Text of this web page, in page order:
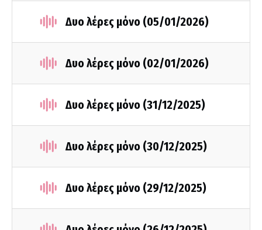
Δυο λέρες μόνο (05/01/2026)
Δυο λέρες μόνο (02/01/2026)
Δυο λέρες μόνο (31/12/2025)
Δυο λέρες μόνο (30/12/2025)
Δυο λέρες μόνο (29/12/2025)